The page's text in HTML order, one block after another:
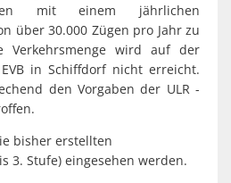
Wochenmärkte
mit einem jährlichen
über 30.000 Zügen pro Jahr zu
Verkehrsmenge wird auf der
in Schiffdorf nicht erreicht.
den Vorgaben der ULR -
bisher erstellten
3. Stufe) eingesehen werden.